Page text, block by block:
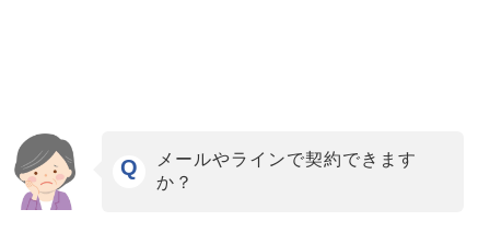
Q
メールやラインで契約できます
か？